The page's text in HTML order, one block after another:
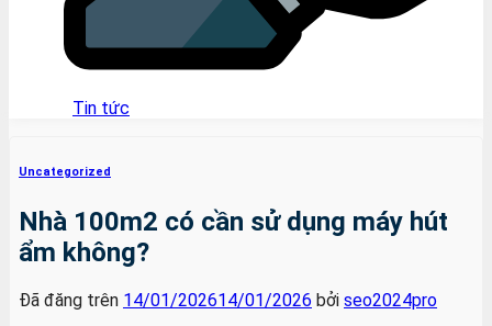
Tin tức
Uncategorized
Nhà 100m2 có cần sử dụng máy hút
ẩm không?
Đã đăng trên 14/01/202614/01/2026 bởi seo2024pro